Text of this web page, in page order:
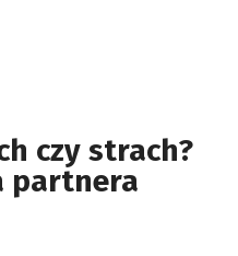
czy strach?
partnera